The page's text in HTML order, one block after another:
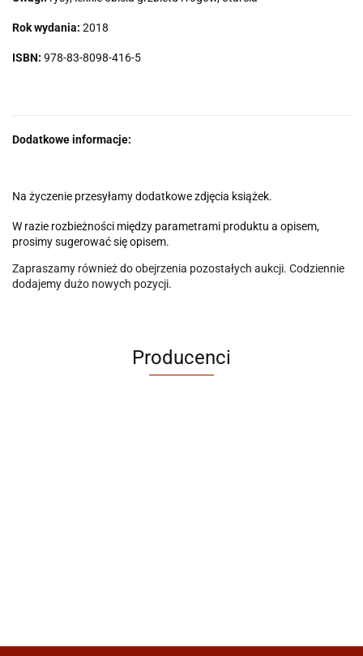
Rok wydania: 2018
ISBN: 978-83-8098-416-5
Dodatkowe informacje:
Na życzenie przesyłamy dodatkowe zdjęcia książek.
W razie rozbieżności między parametrami produktu a opisem,
prosimy sugerować się opisem.
Zapraszamy również do obejrzenia pozostałych aukcji. Codziennie
dodajemy dużo nowych pozycji.
Producenci